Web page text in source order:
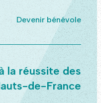
Devenir bénévole
la réussite des
de-France